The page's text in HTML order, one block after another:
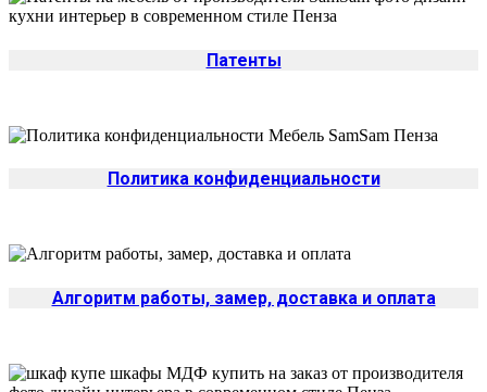
Патенты
Политика конфиденциальности
Алгоритм работы, замер, доставка и оплата